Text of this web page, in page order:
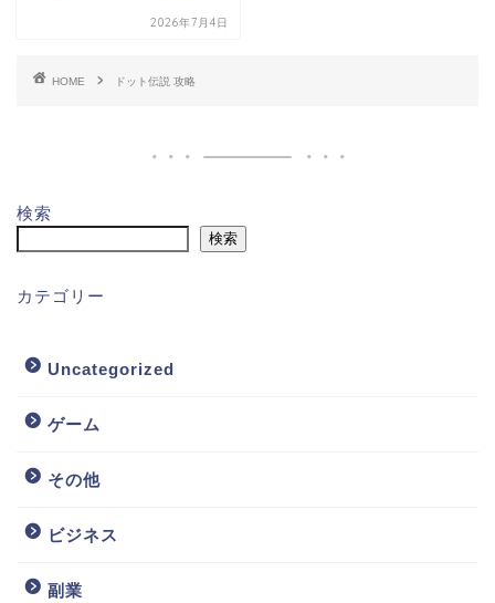
2026年7月4日
HOME ドット伝説 攻略
検索
検索
カテゴリー
Uncategorized
ゲーム
その他
ビジネス
副業